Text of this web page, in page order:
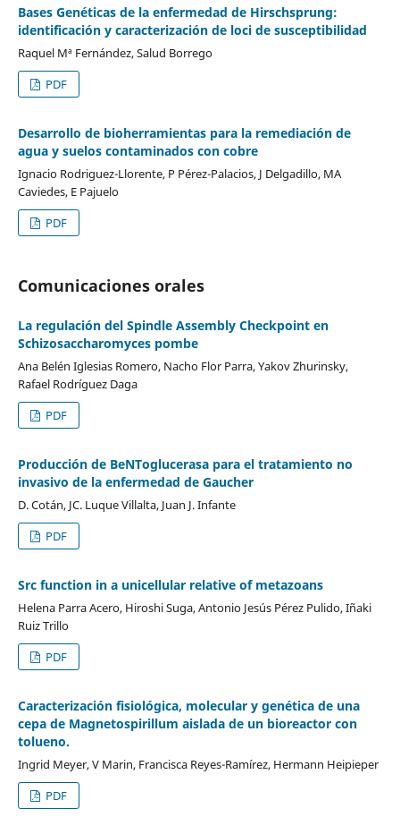
Bases Genéticas de la enfermedad de Hirschsprung:
identificación y caracterización de loci de susceptibilidad
Raquel Mª Fernández, Salud Borrego
PDF
Desarrollo de bioherramientas para la remediación de
agua y suelos contaminados con cobre
Ignacio Rodriguez-Llorente, P Pérez-Palacios, J Delgadillo, MA
Caviedes, E Pajuelo
PDF
Comunicaciones orales
La regulación del Spindle Assembly Checkpoint en
Schizosaccharomyces pombe
Ana Belén Iglesias Romero, Nacho Flor Parra, Yakov Zhurinsky,
Rafael Rodríguez Daga
PDF
Producción de BeNToglucerasa para el tratamiento no
invasivo de la enfermedad de Gaucher
D. Cotán, JC. Luque Villalta, Juan J. Infante
PDF
Src function in a unicellular relative of metazoans
Helena Parra Acero, Hiroshi Suga, Antonio Jesús Pérez Pulido, Iñaki
Ruiz Trillo
PDF
Caracterización fisiológica, molecular y genética de una
cepa de Magnetospirillum aislada de un bioreactor con
tolueno.
Ingrid Meyer, V Marin, Francisca Reyes-Ramírez, Hermann Heipieper
PDF